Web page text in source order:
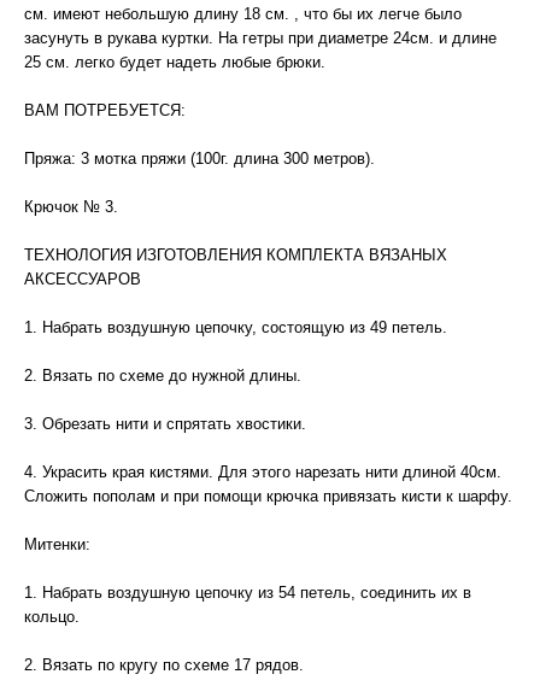
см. имеют небольшую длину 18 см. , что бы их легче было
засунуть в рукава куртки. На гетры при диаметре 24см. и длине
25 см. легко будет надеть любые брюки.
ВАМ ПОТРЕБУЕТСЯ:
Пряжа: 3 мотка пряжи (100г. длина 300 метров).
Крючок № 3.
ТЕХНОЛОГИЯ ИЗГОТОВЛЕНИЯ КОМПЛЕКТА ВЯЗАНЫХ
АКСЕССУАРОВ
1. Набрать воздушную цепочку, состоящую из 49 петель.
2. Вязать по схеме до нужной длины.
3. Обрезать нити и спрятать хвостики.
4. Украсить края кистями. Для этого нарезать нити длиной 40см.
Сложить пополам и при помощи крючка привязать кисти к шарфу.
Митенки:
1. Набрать воздушную цепочку из 54 петель, соединить их в
кольцо.
2. Вязать по кругу по схеме 17 рядов.